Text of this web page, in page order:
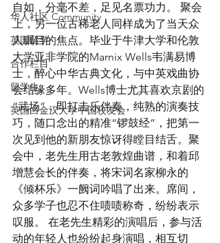
华人社区 Community
英国留学
合作栏目
留学生
英国白金汉大学中国校友会
自如，分毫不差，足见名票功力。 聚会
上，另一位古稀老人同样成为了当天众
人瞩目的焦点。毕业于牛津大学和伦敦
大学亚非学院的Marnix Wells韦满易博
士，醉心中华古典文化，与中英戏曲协
会结缘多年。Wells博士尤其喜欢京剧的
“武场”，即打击乐伴奏，纯熟的演奏技
巧，随口念出的精准“锣鼓经”，把第一
次见到他的新朋友惊讶得瞠目结舌。聚
会中，老先生用古老敦煌曲谱，和着邱
增慧会长的伴奏，将宋词名家柳永的
《倾杯乐》一阙词吟唱了出来。席间，
众多学子也忍不住啧啧称奇，纷纷表示
叹服。 在老先生精彩的演唱后，参与活
动的年轻人也纷纷起身演唱，相互切